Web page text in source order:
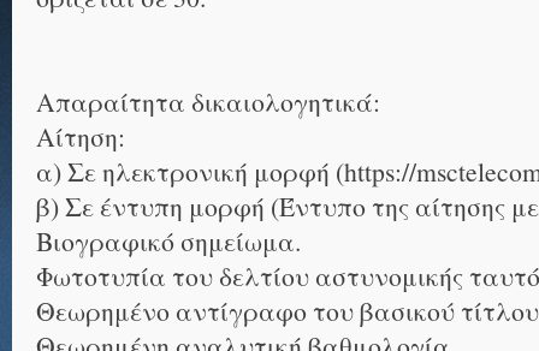
Απαραίτητα δικαιολογητικά:
Αίτηση:
α) Σε ηλεκτρονική μορφή (https://
β) Σε έντυπη μορφή (Έντυπο της αίτησης
Βιογραφικό σημείωμα.
Φωτοτυπία του δελτίου αστυνομικής
Θεωρημένο αντίγραφο του βασικού